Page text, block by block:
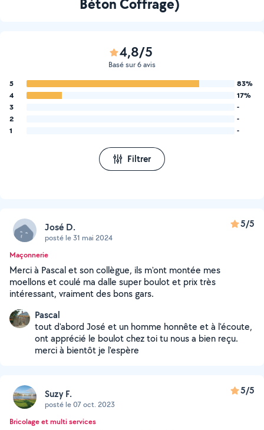
4,8/5
Basé sur 6 avis
5
83%
4
17%
3
-
2
-
1
-
Filtrer
José D.
posté le 31 mai 2024
5/5
Maçonnerie
Merci à Pascal et son collègue, ils m'ont montée mes
moellons et coulé ma dalle super boulot et prix très
intéressant, vraiment des bons gars.
Pascal
tout d'abord José et un homme honnête et à l'écoute,
ont apprécié le boulot chez toi tu nous a bien reçu.
merci à bientôt je l'espère
Suzy F.
posté le 07 oct. 2023
5/5
Bricolage et multi services